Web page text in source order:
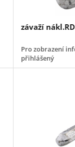
závaží
Pro zobrazení
přihlášený